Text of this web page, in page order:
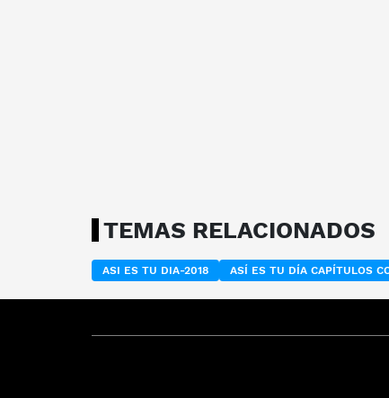
TEMAS RELACIONADOS
ASI ES TU DIA-2018 ASÍ ES TU DÍA CAPÍTULOS